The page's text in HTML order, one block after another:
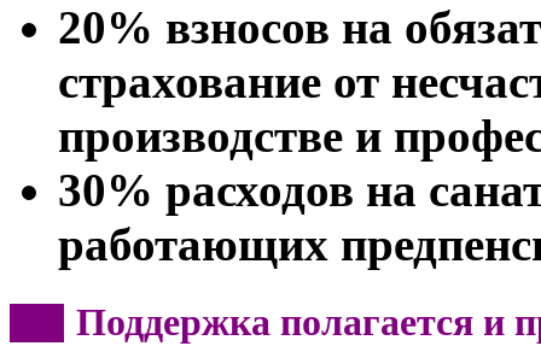
20% взносов на
страхование от
производстве и
30% расходов на
работающих
Поддержка полагается и